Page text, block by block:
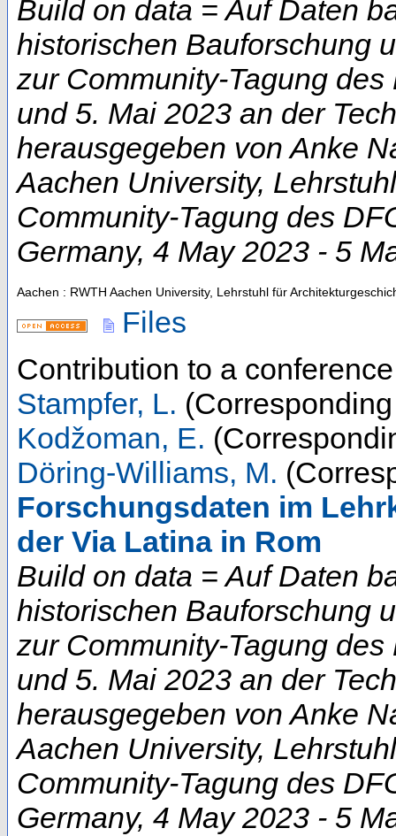
Build on data = Auf Daten
historischen Bauforschung
zur Community-Tagung
und 5. Mai 2023 an der
herausgegeben von Anke
Aachen University,
Community-Tagung des
Germany, 4 May 2023 - 5
Aachen : RWTH Aachen University, Lehrstuhl für
Files
Contribution to a
Stampfer, L.
Kodžoman, E.
Döring-Williams, M.
Forschungsdaten im
der Via Latina in Rom
Build on data = Auf Daten
historischen Bauforschung
zur Community-Tagung
und 5. Mai 2023 an der
herausgegeben von Anke
Aachen University,
Community-Tagung des
Germany, 4 May 2023 - 5